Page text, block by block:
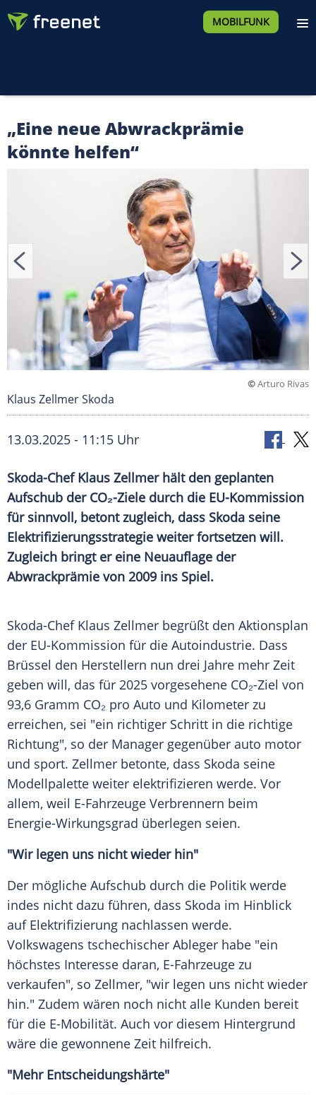
MOBILFUNK
„Eine neue Abwrackprämie
könnte helfen“
©Arturo Rivas
Klaus Zellmer Skoda
13.03.2025 - 11:15 Uhr
Skoda-Chef Klaus Zellmer hält den geplanten
Aufschub der CO₂-Ziele durch die EU-Kommission
für sinnvoll, betont zugleich, dass Skoda seine
Elektrifizierungsstrategie weiter fortsetzen will.
Zugleich bringt er eine Neuauflage der
Abwrackprämie von 2009 ins Spiel.
Skoda-Chef Klaus Zellmer begrüßt den Aktionsplan
der EU-Kommission für die Autoindustrie. Dass
Brüssel den Herstellern nun drei Jahre mehr Zeit
geben will, das für 2025 vorgesehene CO₂-Ziel von
93,6 Gramm CO₂ pro Auto und Kilometer zu
erreichen, sei "ein richtiger Schritt in die richtige
Richtung", so der Manager gegenüber auto motor
und sport. Zellmer betonte, dass Skoda seine
Modellpalette weiter elektrifizieren werde. Vor
allem, weil E-Fahrzeuge Verbrennern beim
Energie-Wirkungsgrad überlegen seien.
"Wir legen uns nicht wieder hin"
Der mögliche Aufschub durch die Politik werde
indes nicht dazu führen, dass Skoda im Hinblick
auf Elektrifizierung nachlassen werde.
Volkswagens tschechischer Ableger habe "ein
höchstes Interesse daran, E-Fahrzeuge zu
verkaufen", so Zellmer, "wir legen uns nicht wieder
hin." Zudem wären noch nicht alle Kunden bereit
für die E-Mobilität. Auch vor diesem Hintergrund
wäre die gewonnene Zeit hilfreich.
"Mehr Entscheidungshärte"